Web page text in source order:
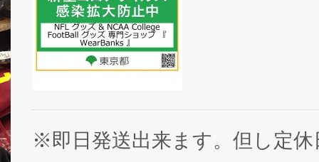
※即日発送出来ます。但し定休